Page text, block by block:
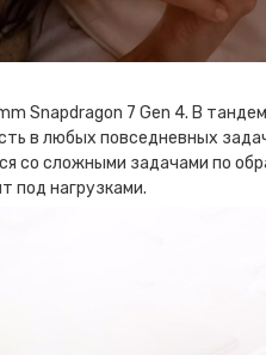
Snapdragon 7 Gen 4. В
в любых повседневных
со сложными задачами по
под нагрузками.